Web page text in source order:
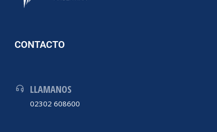
CONTACTO
LLAMANOS
02302 608600